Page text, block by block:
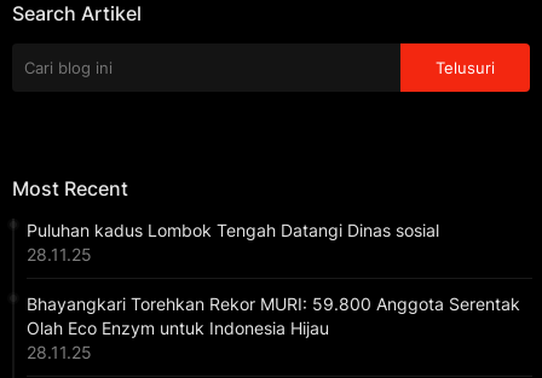
Search Artikel
Most Recent
Puluhan kadus Lombok Tengah Datangi Dinas sosial
28.11.25
Bhayangkari Torehkan Rekor MURI: 59.800 Anggota Serentak
Olah Eco Enzym untuk Indonesia Hijau
28.11.25